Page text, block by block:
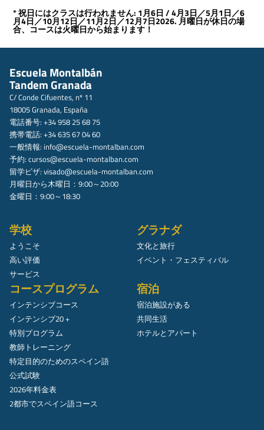
* 祝日にはクラスは行われません: 1月6日 / 4月3日／5月1日／6
月4日／10月12日／11月2日／12月7日2026. 月曜日が休日の場
合、コースは火曜日から始まります！
Escuela Montalbán
Tandem Granada
C/ Conde Cifuentes, nº 11
18005 Granada, España
電話番号: +34 958 25 68 75
携帯電話: +34 635 67 04 60
一般情報: info@escuela-montalban.com
予約: cursos@escuela-montalban.com
留学ビザ: visado@escuela-montalban.com
月曜日から木曜日：9:00～20:00
金曜日：9:00～18:30
学校
ようこそ
高い評価
サービス
グラナダ
文化と旅行
イベント・フェスティバル
コースプログラム
インテンシブコース
インテンシブ20 +
特別プログラム
教師トレーニング
特定目的のためのスペイン語
公式試験
2026年料金表
2都市でスペイン語コース
宿泊
宿泊施設がある
共同生活
ホテルとアパート